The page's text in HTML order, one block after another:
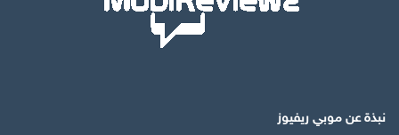
نبذة عن موبي ريفيوز